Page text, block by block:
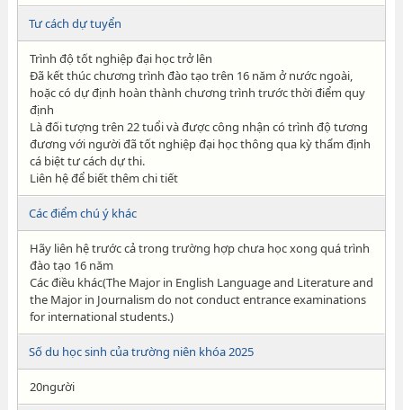
Tư cách dự tuyển
Trình độ tốt nghiệp đại học trở lên
Đã kết thúc chương trình đào tạo trên 16 năm ở nước ngoài,
hoặc có dự định hoàn thành chương trình trước thời điểm quy
định
Là đối tượng trên 22 tuổi và được công nhận có trình độ tương
đương với người đã tốt nghiệp đại học thông qua kỳ thẩm định
cá biệt tư cách dự thi.
Liên hệ để biết thêm chi tiết
Các điểm chú ý khác
Hãy liên hệ trước cả trong trường hợp chưa học xong quá trình
đào tạo 16 năm
Các điều khác(The Major in English Language and Literature and
the Major in Journalism do not conduct entrance examinations
for international students.)
Số du học sinh của trường niên khóa 2025
20người